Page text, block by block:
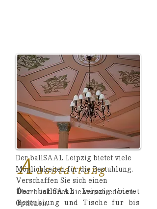
Ausstattung
Der ballSAAL Leipzig bietet
Bestuhlung und Tische für bis
Der ballSAAL Leipzig bietet viele
Möglichkeiten für die Bestuhlung.
Verschaffen Sie sich einen
Überblick über die verschiedenen
Optionen.